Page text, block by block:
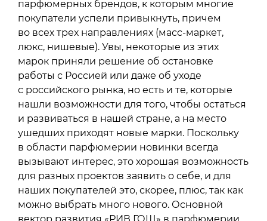
парфюмерных брендов, к которым многие
покупатели успели привыкнуть, причем
во всех трех направлениях (масс-маркет,
люкс, нишевые). Увы, некоторые из этих
марок приняли решение об остановке
работы с Россией или даже об уходе
с российского рынка, но есть и те, которые
нашли возможности для того, чтобы остаться
и развиваться в нашей стране, а на место
ушедших приходят новые марки. Поскольку
в области парфюмерии новинки всегда
вызывают интерес, это хорошая возможность
для разных проектов заявить о себе, и для
наших покупателей это, скорее, плюс, так как
можно выбрать много нового. Основной